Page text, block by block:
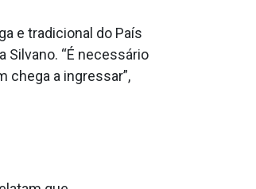
e tradicional do País
Silvano. “É necessário
chega a ingressar”,